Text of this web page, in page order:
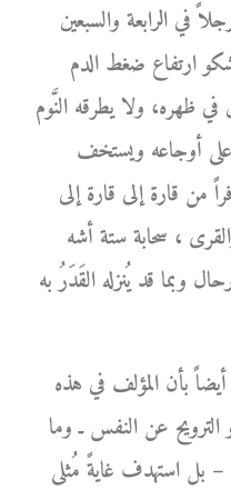
في الرابعة والسبعين
ارتفاع ضغط الدم
ظهره، ولا يطرقه النَّوم
على أوجاعه ويستخف
من قارة إلى قارة إلى
، سحابة ستة أشه
وبما قد يُنزله القَدَرُ به
بأن المؤلف في هذه
الترويح عن النفس ـ وما
– بل استهدف غايةً مُثلى